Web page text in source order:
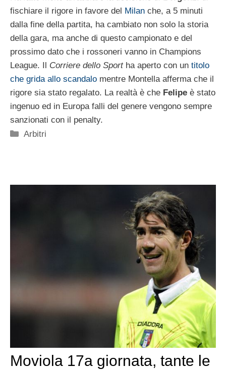
fischiare il rigore in favore del Milan che, a 5 minuti
dalla fine della partita, ha cambiato non solo la storia
della gara, ma anche di questo campionato e del
prossimo dato che i rossoneri vanno in Champions
League. Il Corriere dello Sportha aperto con un titolo
che grida allo scandalo mentre Montella afferma che il
rigore sia stato regalato. La realtà è che Felipe è stato
ingenuo ed in Europa falli del genere vengono sempre
sanzionati con il penalty.
Categorie
Arbitri
Moviola 17a giornata, tante le